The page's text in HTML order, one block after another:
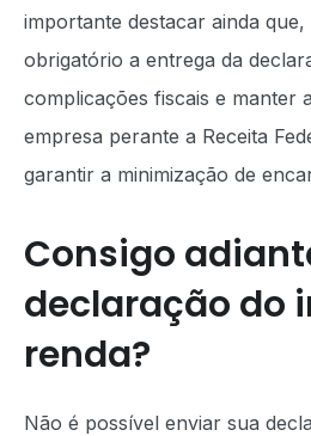
importante destacar ainda
obrigatório a entrega da
complicações fiscais e manter
empresa perante a Receita
garantir a minimização de
Consigo
declaração do
renda?
Não é possível enviar sua